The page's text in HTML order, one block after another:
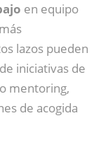
en equipo
lazos pueden
iniciativas de
mentoring,
de acogida